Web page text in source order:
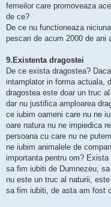
femeilor care promoveaza
de ce?
De ce nu functioneaza
pescari de acum 2000 de ani
9.Existenta dragostei
De ce exista dragostea?
intamplator in forma actuala,
dragostea este doar un truc
dar nu justifica amploarea
ce iubim oameni care nu ne
oare natura nu ne impiedica
persoana cu care nu ne
ne iubim animalele de
importanta pentru om?
sa fim iubiti de Dumnezeu,
nu este un truc al naturii,
sa fim iubiti, de asta am fost